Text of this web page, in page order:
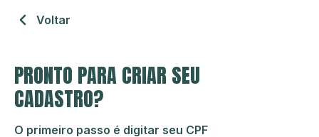
Voltar
PRONTO PARA CRIAR SEU
CADASTRO?
O primeiro passo é digitar seu CPF